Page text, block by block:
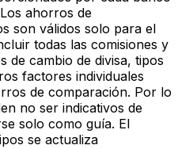
ahorros de
son válidos solo para el
todas las comisiones y
de cambio de divisa, tipos
factores individuales
de comparación. Por lo
no ser indicativos de
solo como guía. El
se actualiza